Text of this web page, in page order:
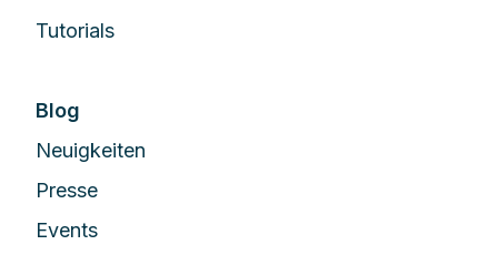
Tutorials
Blog
Neuigkeiten
Presse
Events